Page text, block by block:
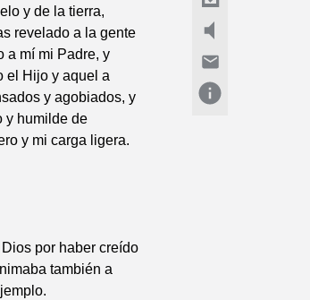
y de la tierra,
revelado a la gente
a mí mi Padre, y
el Hijo y aquel a
y agobiados, y
y humilde de
y mi carga ligera.
por haber creído
también a